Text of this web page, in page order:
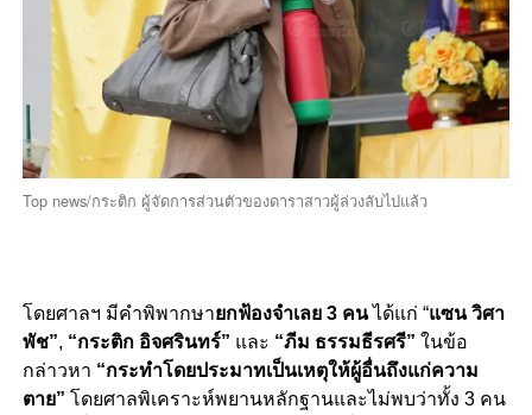
Top news/กระติก ผู้จัดการส่วนตัวของดาราสาวผู้ล่วงลับไปแล้ว
โดยศาลฯ มีคำพิพากษายกฟ้องจำเลย 3 คนได้แก่ “แซน วิศา
พัช”, “กระติก อิจศรินทร์” และ “ภีม ธรรมธีรศรี” ในข้อ
กล่าวหา “กระทำโดยประมาทเป็นเหตุให้ผู้อื่นถึงแก่ความ
ตาย” โดยศาลพิเคราะห์พยานหลักฐานและไม่พบว่าทั้ง 3 คน